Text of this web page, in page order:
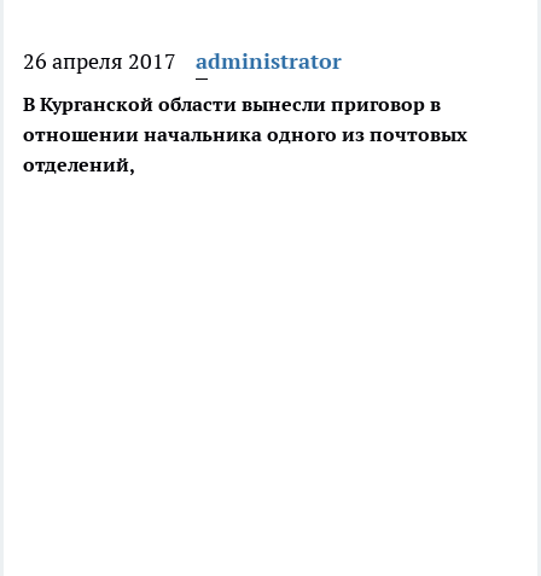
26 апреля 2017 administrator
В Курганской области вынесли приговор в
отношении начальника одного из почтовых
отделений,